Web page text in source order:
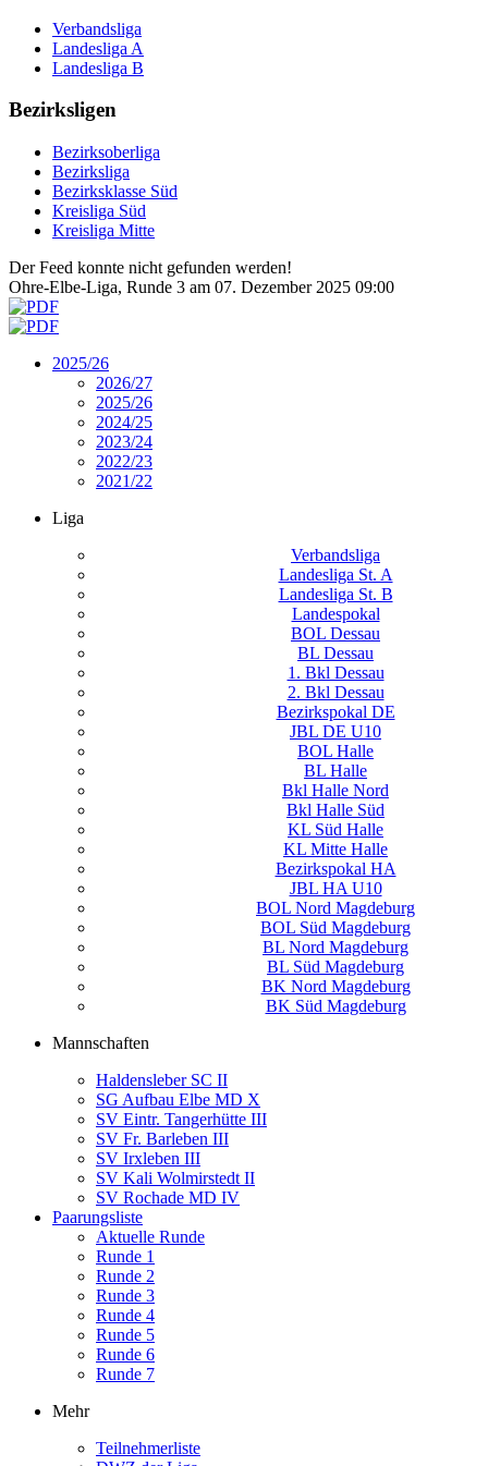
Verbandsliga
Landesliga A
Landesliga B
Bezirksligen
Bezirksoberliga
Bezirksliga
Bezirksklasse Süd
Kreisliga Süd
Kreisliga Mitte
Der Feed konnte nicht gefunden werden!
Ohre-Elbe-Liga, Runde 3 am 07. Dezember 2025 09:00
2025/26
2026/27
2025/26
2024/25
2023/24
2022/23
2021/22
Liga
Verbandsliga
Landesliga St. A
Landesliga St. B
Landespokal
BOL Dessau
BL Dessau
1. Bkl Dessau
2. Bkl Dessau
Bezirkspokal DE
JBL DE U10
BOL Halle
BL Halle
Bkl Halle Nord
Bkl Halle Süd
KL Süd Halle
KL Mitte Halle
Bezirkspokal HA
JBL HA U10
BOL Nord Magdeburg
BOL Süd Magdeburg
BL Nord Magdeburg
BL Süd Magdeburg
BK Nord Magdeburg
BK Süd Magdeburg
Mannschaften
Haldensleber SC II
SG Aufbau Elbe MD X
SV Eintr. Tangerhütte III
SV Fr. Barleben III
SV Irxleben III
SV Kali Wolmirstedt II
SV Rochade MD IV
Paarungsliste
Aktuelle Runde
Runde 1
Runde 2
Runde 3
Runde 4
Runde 5
Runde 6
Runde 7
Mehr
Teilnehmerliste